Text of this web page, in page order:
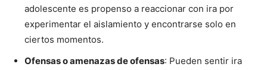
adolescente es propenso a reaccionar con ira por
experimentar el aislamiento y encontrarse solo en
ciertos momentos.
Ofensas o amenazas de ofensas: Pueden sentir ira